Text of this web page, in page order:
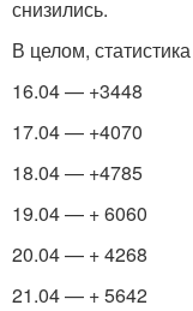
снизились.
В целом,
16.04 — +3448
17.04 — +4070
18.04 — +4785
19.04 — + 6060
20.04 — + 4268
21.04 — + 5642